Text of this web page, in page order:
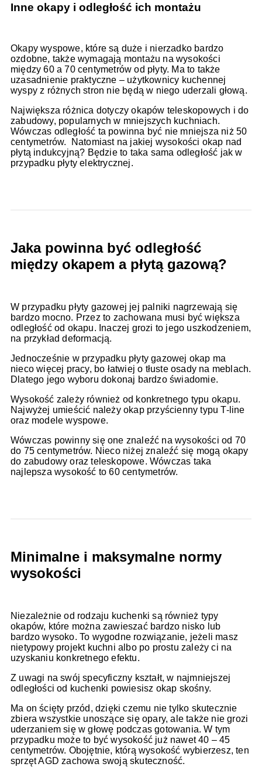
Inne okapy i odległość ich montażu
Okapy wyspowe, które są duże i nierzadko bardzo
ozdobne, także wymagają montażu na wysokości
między 60 a 70 centymetrów od płyty. Ma to także
uzasadnienie praktyczne – użytkownicy kuchennej
wyspy z różnych stron nie będą w niego uderzali głową.
Największa różnica dotyczy okapów teleskopowych i do
zabudowy, popularnych w mniejszych kuchniach.
Wówczas odległość ta powinna być nie mniejsza niż 50
centymetrów. Natomiast na jakiej wysokości okap nad
płytą indukcyjną? Będzie to taka sama odległość jak w
przypadku płyty elektrycznej.
Jaka powinna być odległość
między okapem a płytą gazową?
W przypadku płyty gazowej jej palniki nagrzewają się
bardzo mocno. Przez to zachowana musi być większa
odległość od okapu. Inaczej grozi to jego uszkodzeniem,
na przykład deformacją.
Jednocześnie w przypadku płyty gazowej okap ma
nieco więcej pracy, bo łatwiej o tłuste osady na meblach.
Dlatego jego wyboru dokonaj bardzo świadomie.
Wysokość zależy również od konkretnego typu okapu.
Najwyżej umieścić należy okap przyścienny typu T-line
oraz modele wyspowe.
Wówczas powinny się one znaleźć na wysokości od 70
do 75 centymetrów. Nieco niżej znaleźć się mogą okapy
do zabudowy oraz teleskopowe. Wówczas taka
najlepsza wysokość to 60 centymetrów.
Minimalne i maksymalne normy
wysokości
Niezależnie od rodzaju kuchenki są również typy
okapów, które można zawieszać bardzo nisko lub
bardzo wysoko. To wygodne rozwiązanie, jeżeli masz
nietypowy projekt kuchni albo po prostu zależy ci na
uzyskaniu konkretnego efektu.
Z uwagi na swój specyficzny kształt, w najmniejszej
odległości od kuchenki powiesisz okap skośny.
Ma on ścięty przód, dzięki czemu nie tylko skutecznie
zbiera wszystkie unoszące się opary, ale także nie grozi
uderzaniem się w głowę podczas gotowania. W tym
przypadku może to być wysokość już nawet 40 – 45
centymetrów. Obojętnie, którą wysokość wybierzesz, ten
sprzęt AGD zachowa swoją skuteczność.